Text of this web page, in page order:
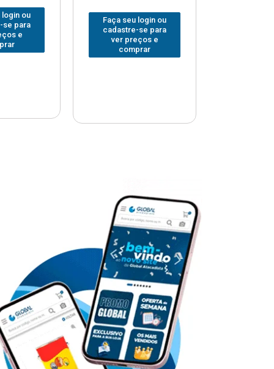
login ou
se para
e
Faça seu login ou
cadastre-se para
ver preços e
comprar